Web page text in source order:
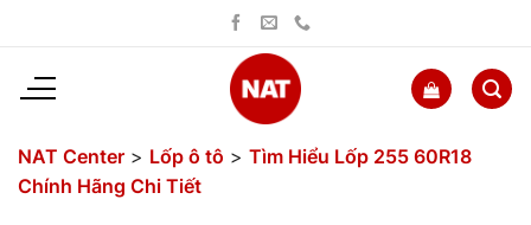
dung
NAT Center > Lốp ô tô > Tìm Hiểu Lốp 255 60R18
Chính Hãng Chi Tiết